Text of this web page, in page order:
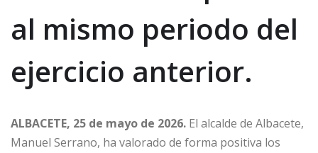
al mismo periodo del
ejercicio anterior.
ALBACETE, 25 de mayo de 2026. El alcalde de Albacete,
Manuel Serrano, ha valorado de forma positiva los